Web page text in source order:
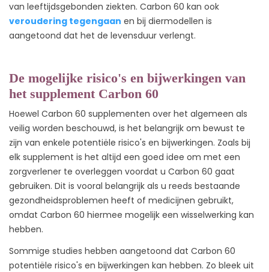
van leeftijdsgebonden ziekten. Carbon 60 kan ook
veroudering tegengaan en bij diermodellen is
aangetoond dat het de levensduur verlengt.
De mogelijke risico's en bijwerkingen van
het supplement Carbon 60
Hoewel Carbon 60 supplementen over het algemeen als
veilig worden beschouwd, is het belangrijk om bewust te
zijn van enkele potentiële risico's en bijwerkingen. Zoals bij
elk supplement is het altijd een goed idee om met een
zorgverlener te overleggen voordat u Carbon 60 gaat
gebruiken. Dit is vooral belangrijk als u reeds bestaande
gezondheidsproblemen heeft of medicijnen gebruikt,
omdat Carbon 60 hiermee mogelijk een wisselwerking kan
hebben.
Sommige studies hebben aangetoond dat Carbon 60
potentiële risico's en bijwerkingen kan hebben. Zo bleek uit